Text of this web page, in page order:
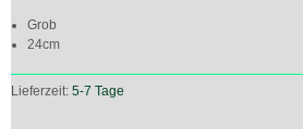
Grob
24cm
Lieferzeit: 5-7 Tage